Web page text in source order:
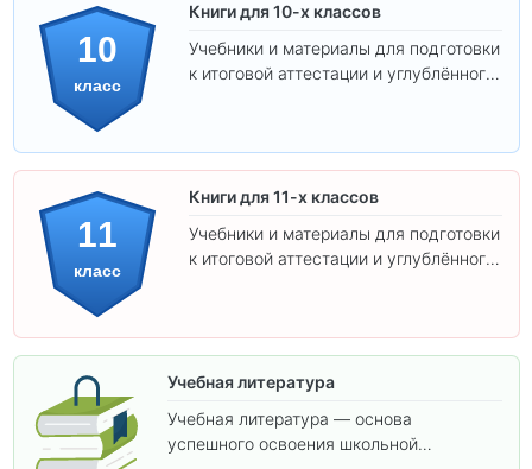
10
класс
Книги для 10-х классов
Учебники и материалы для подготовки
к итоговой аттестации и углублённого
11
класс
Книги для 11-х классов
Учебники и материалы для подготовки
к итоговой аттестации и углублённого
Учебная литература
Учебная литература — основа
успешного освоения школьной